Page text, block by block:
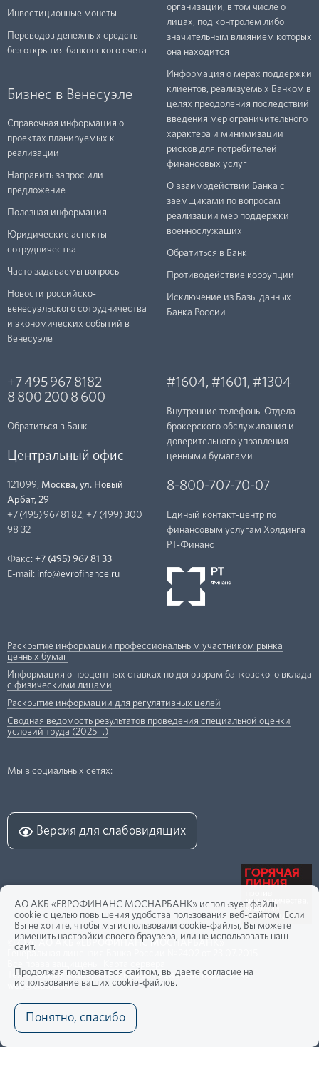
Инвестиционные монеты
Переводов денежных средств
без открытия банковского счета
Бизнес в Венесуэле
Справочная информация о
проектах планируемых к
реализации
Направить запрос или
предложение
Полезная информация
Юридические аспекты
сотрудничества
Часто задаваемы вопросы
Новости российско-
венесуэльского сотрудничества
и экономических событий в
Венесуэле
организации, в том числе о
лицах, под контролем либо
значительным влиянием которых
она находится
Информация о мерах поддержки
клиентов, реализуемых Банком в
целях преодоления последствий
введения мер ограничительного
характера и минимизации
рисков для потребителей
финансовых услуг
О взаимодействии Банка с
заемщиками по вопросам
реализации мер поддержки
военнослужащих
Обратиться в Банк
Противодействие коррупции
Исключение из Базы данных
Банка России
+7 495 967 8182
8 800 200 8 600
Обратиться в Банк
#1604, #1601 , #1304
Внутренние телефоны Отдела
брокерского обслуживания и
доверительного управления
ценными бумагами
Центральный офис
121099, Москва, ул. Новый
Арбат, 29
+7 (495) 967 81 82, +7 (499) 300
98 32
Факс: +7 (495) 967 81 33
E-mail: info@evrofinance.ru
8-800-707-70-07
Единый контакт-центр по
финансовым услугам Холдинга
РТ-Финанc
Раскрытие информации профессиональным участником рынка
ценных бумаг
Информация о процентных ставках по договорам банковского вклада
с физическими лицами
Раскрытие информации для регулятивных целей
Сводная ведомость результатов проведения специальной оценки
условий труда (2025 г.)
Мы в социальных сетях:
Версия для слабовидящих
©2026
АО АКБ «ЕВРОФИНАНС МОСНАРБАНК»
Техническая поддержка и информационная поддержка:
web@efbank.ru
АО АКБ «ЕВРОФИНАНС МОСНАРБАНК» использует файлы
cookie с целью повышения удобства пользования веб-сайтом. Если
Вы не хотите, чтобы мы использовали cookie-файлы, Вы можете
изменить настройки своего браузера, или не использовать наш
сайт.
Продолжая пользоваться сайтом, вы даете согласие на
использование ваших cookie-файлов.
Понятно, спасибо